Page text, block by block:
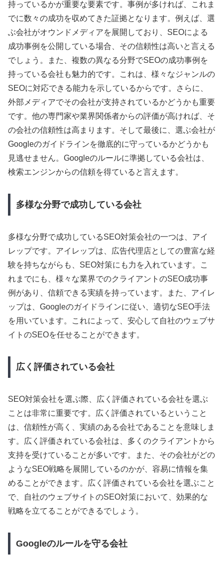
持っているかが重要な要素です。事例が多ければ、これま
でに数々の成功を収めてきた証拠となります。例えば、選
ぶ会社がオウンドメディアを展開しており、SEOによる
成功事例を公開している場合、その信頼性は高いと言える
でしょう。また、複数の異なる分野でSEOの成功事例を
持っている会社も魅力的です。これは、様々なジャンルの
SEOに対応できる能力を示しているからです。さらに、
外部メディアでその会社が支持されているかどうかも重要
です。他の専門家や業界関係者からの評価が高ければ、そ
の会社の信頼性は高まります。そして最後に、選ぶ会社が
Googleのガイドラインを徹底的に守っているかどうかも
見逃せません。Googleのルールに準拠している会社は、
検索エンジンからの信頼を得ていると言えます。
多様な分野で成功している会社
多様な分野で成功しているSEO対策会社の一つは、アイ
レップです。アイレップは、広告代理店としての豊富な経
験を持ちながらも、SEO対策にも力を入れています。こ
れまでにも、様々な業界でのクライアントのSEO成功事
例があり、信頼できる実績を持っています。また、アイレ
ップは、Googleのガイドラインに従い、適切なSEO手法
を用いています。これによって、安心して自社のウェブサ
イトのSEOを任せることができます。
広く評価されている会社
SEO対策会社を選ぶ際、広く評価されている会社を選ぶ
ことは非常に重要です。広く評価されているということ
は、信頼性が高く、実績のある会社であることを意味しま
す。広く評価されている会社は、多くのクライアントから
支持を受けていることが多いです。また、その会社がどの
ようなSEO戦略を展開しているのかが、容易に情報を集
めることができます。広く評価されている会社を選ぶこと
で、自社のウェブサイトのSEO対策において、効果的な
戦略を立てることができるでしょう。
Googleのルールを守る会社